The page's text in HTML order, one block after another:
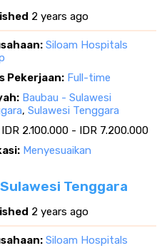
2 years ago
Siloam Hospitals
Pekerjaan: Full-time
Baubau - Sulawesi
, Sulawesi Tenggara
IDR 2.100.000 - IDR 7.200.000
Menyesuaikan
Tenggara
2 years ago
Siloam Hospitals